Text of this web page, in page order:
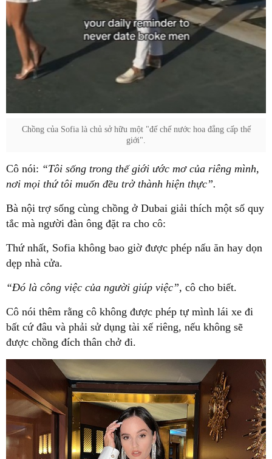
Chồng của Sofia là chủ sở hữu một "đế chế nước hoa đẳng cấp thế
giới".
Cô nói: “Tôi sống trong thế giới ước mơ của riêng mình,
nơi mọi thứ tôi muốn đều trở thành hiện thực”.
Bà nội trợ sống cùng chồng ở Dubai giải thích một số quy
tắc mà người đàn ông đặt ra cho cô:
Thứ nhất, Sofia không bao giờ được phép nấu ăn hay dọn
dẹp nhà cửa.
“Đó là công việc của người giúp việc”, cô cho biết.
Cô nói thêm rằng cô không được phép tự mình lái xe đi
bất cứ đâu và phải sử dụng tài xế riêng, nếu không sẽ
được chồng đích thân chở đi.